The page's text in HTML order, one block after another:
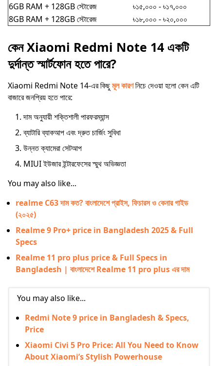
6GB RAM + 128GB স্টোরেজ
৳১৫,০০০ - ৳১৭,০০০
8GB RAM + 128GB স্টোরেজ
৳১৮,০০০ - ৳২০,০০০
কেন Xiaomi Redmi Note 14 একটি
দুর্দান্ত স্মার্টফোন হতে পারে?
Xiaomi Redmi Note 14-এর কিছুমূল কারণনিচে দেওয়া হলো কেন এটি
বাজারে জনপ্রিয় হতে পারে:
দাম অনুযায়ী শক্তিশালী পারফরম্যান্স
ব্যাটারি ব্যাকআপ এবং দ্রুত চার্জিং সুবিধা
উন্নত ক্যামেরা সেটআপ
MIUI ইউজার ইন্টারফেসের স্মুথ অভিজ্ঞতা
You may also like...
realme C63 দাম কত? বাংলাদেশে প্রাইস, ফিচারস ও কেনার গাইড
(২০২৫)
Realme 9 Pro+ price in Bangladesh 2025 & Full
Specs
Realme 11 pro plus price & Full Specs in
Bangladesh | বাংলাদেশে Realme 11 pro plus এর দাম
You may also like...
Redmi Note 9 price in Bangladesh & Specs,
Price
Xiaomi Civi 5 Pro Price: All You Need to Know
About Xiaomi’s Stylish Powerhouse